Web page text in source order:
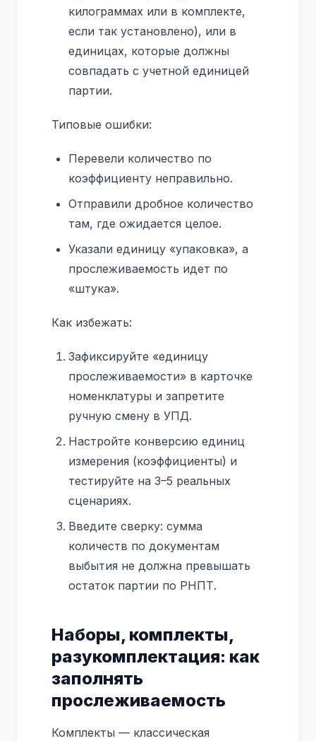
килограммах или в комплекте,
если так установлено), или в
единицах, которые должны
совпадать с учетной единицей
партии.
Типовые ошибки:
Перевели количество по
коэффициенту неправильно.
Отправили дробное количество
там, где ожидается целое.
Указали единицу «упаковка», а
прослеживаемость идет по
«штука».
Как избежать:
Зафиксируйте «единицу
прослеживаемости» в карточке
номенклатуры и запретите
ручную смену в УПД.
Настройте конверсию единиц
измерения (коэффициенты) и
тестируйте на 3–5 реальных
сценариях.
Введите сверку: сумма
количеств по документам
выбытия не должна превышать
остаток партии по РНПТ.
Наборы, комплекты,
разукомплектация: как
заполнять
прослеживаемость
Комплекты — классическая